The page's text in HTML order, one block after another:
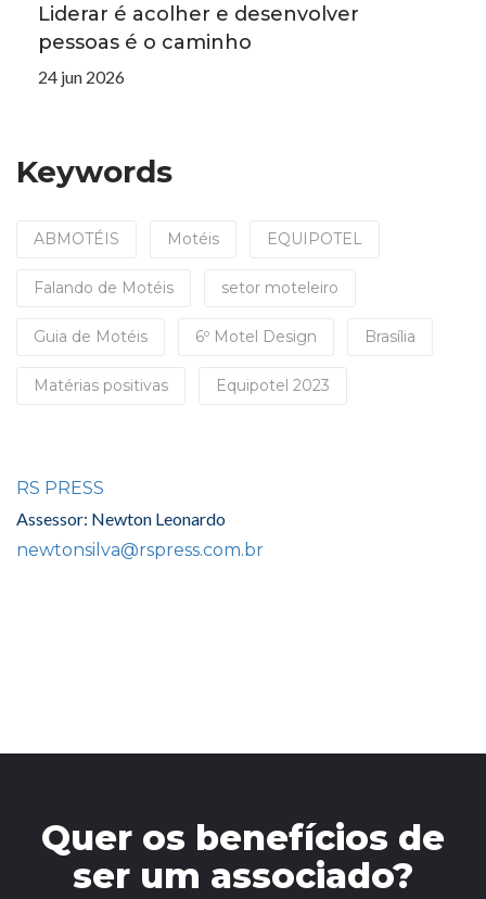
Liderar é acolher e desenvolver
pessoas é o caminho
24 jun 2026
Keywords
ABMOTÉIS Motéis EQUIPOTEL
Falando de Motéis setor moteleiro
Guia de Motéis 6º Motel Design Brasília
Matérias positivas Equipotel 2023
RS PRESS
Assessor: Newton Leonardo
newtonsilva@rspress.com.br
Quer os benefícios de
ser um associado?